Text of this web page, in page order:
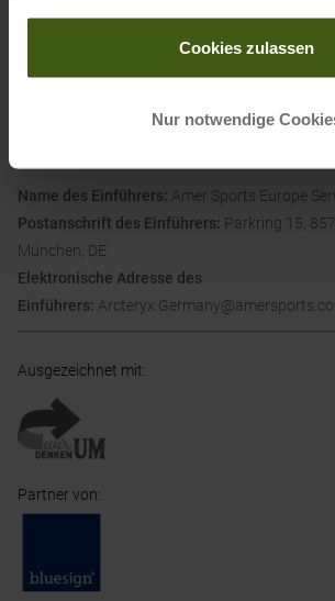
gesammelt haben.
Cookies zulassen
Nur notwendige
Name des Herstellers:Arcteryx Equipment
1A8 North Vancouver (BC), Kanada
Name des Einführers: Amer Sports Europe
Postanschrift des Einführers: Parkring 15,
München, DE
Elektronische Adresse des
Einführers:
Ausgezeichnet mit:
Partner von: